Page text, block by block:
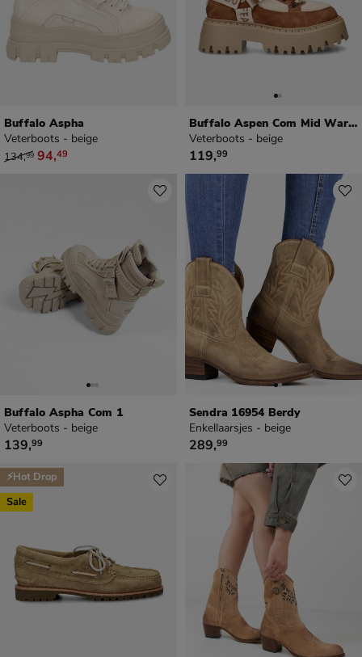
Buffalo Aspha
Veterboots - beige
van € 134,99 voor € 94,49
134,99 94,49
Buffalo Aspen Com Mid Warm
Veterboots - beige
€ 119,99
119,99
Buffalo Aspha Com 1
Veterboots - beige
€ 139,99
139,99
Sendra 16954 Berdy
Enkellaarsjes - beige
€ 289,99
289,99
⚡Hot Drop
Sale